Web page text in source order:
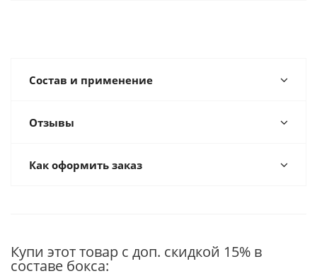
Состав и применение
Отзывы
Как оформить заказ
Купи этот товар с доп. скидкой 15% в
составе бокса: